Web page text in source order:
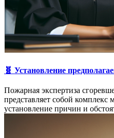
🧬 Установление
Пожарная экспертиза
представляет собой
установление причин и